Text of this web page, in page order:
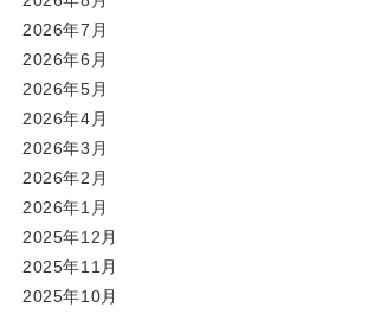
2026年7月
2026年6月
2026年5月
2026年4月
2026年3月
2026年2月
2026年1月
2025年12月
2025年11月
2025年10月